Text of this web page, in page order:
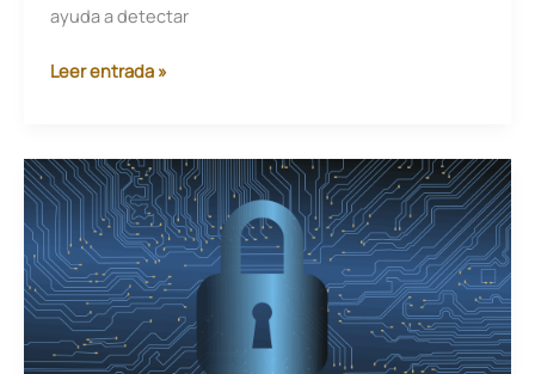
ayuda a detectar
Conozca
principales
Ciberamenazas
detectadas
en
Enero
de
2019
Leer entrada »